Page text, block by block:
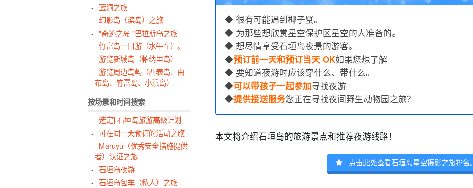
蓝洞之旅
幻影岛（滨岛）之旅
"奇迹之岛 "巴拉斯岛之旅
竹富岛一日游（水牛车）。
游览新城岛（帕纳里岛）
游览周边岛屿（西表岛、由
布岛、竹富岛、小浜岛）
按场景和时间搜索
选定] 石垣岛旅游高级计划
可在同一天预订的活动之旅
Maruyu（优秀安全措施提供
者）认证之旅
石垣岛夜游
石垣岛包车（私人）之旅
◆ 很有可能遇到椰子蟹。
◆ 为那些想欣赏星空保护区星空的人准备的。
◆ 想尽情享受石垣岛夜景的游客。
◆预订前一天和预订当天 OK如果您想了解
◆ 要知道夜游时应该穿什么、带什么。
◆可以带孩子一起参加寻找夜游
◆提供接送服务您正在寻找夜间野生动物园之旅？
本文将介绍石垣岛的旅游景点和推荐夜游线路！
点击此处查看石垣岛星空摄影之旅排名。